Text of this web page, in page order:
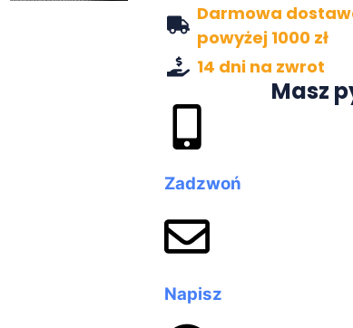
Darmowa
powyżej 1000 zł
14 dni na zwrot
Masz
Zadzwoń
Napisz